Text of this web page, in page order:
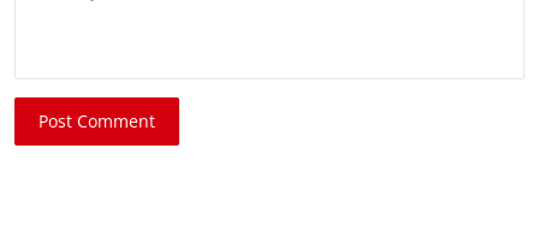
Post Comment